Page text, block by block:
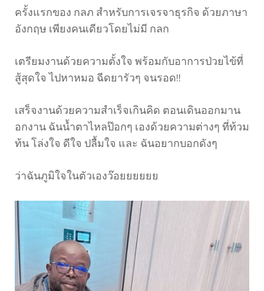
ครั้งแรกของ กลภ สำหรับการเจรจาธุรกิจ ด้วยภาษา
อังกฤษ เพียงคนเดียวโดยไม่มี กลก
เตรียมงานด้วยความตั้งใจ พร้อมกับอาการป่วยไข้ที่
สู้สุดใจ ไปหาหมอ ฉีดยารัวๆ จนรอด!!
เสร็จงานด้วยความสำเร็จเกินคิด ตอนเดินออกมาน
อกงาน ฉันน้ำตาไหลป๊อกๆ เองด้วยความต่างๆ ที่ท้วม
ท้น โล่งใจ ดีใจ ปลื้มใจ และ ฉันอยากบอกดังๆ
ว่าฉันภูมิใจในตัวเองว๊อยยยยยย